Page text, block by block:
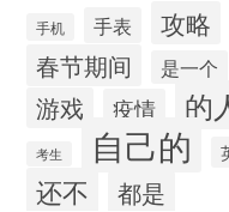
手机 手表 攻略
春节期间 是一个
游戏 疫情 的
考生 自己的
还不 都是